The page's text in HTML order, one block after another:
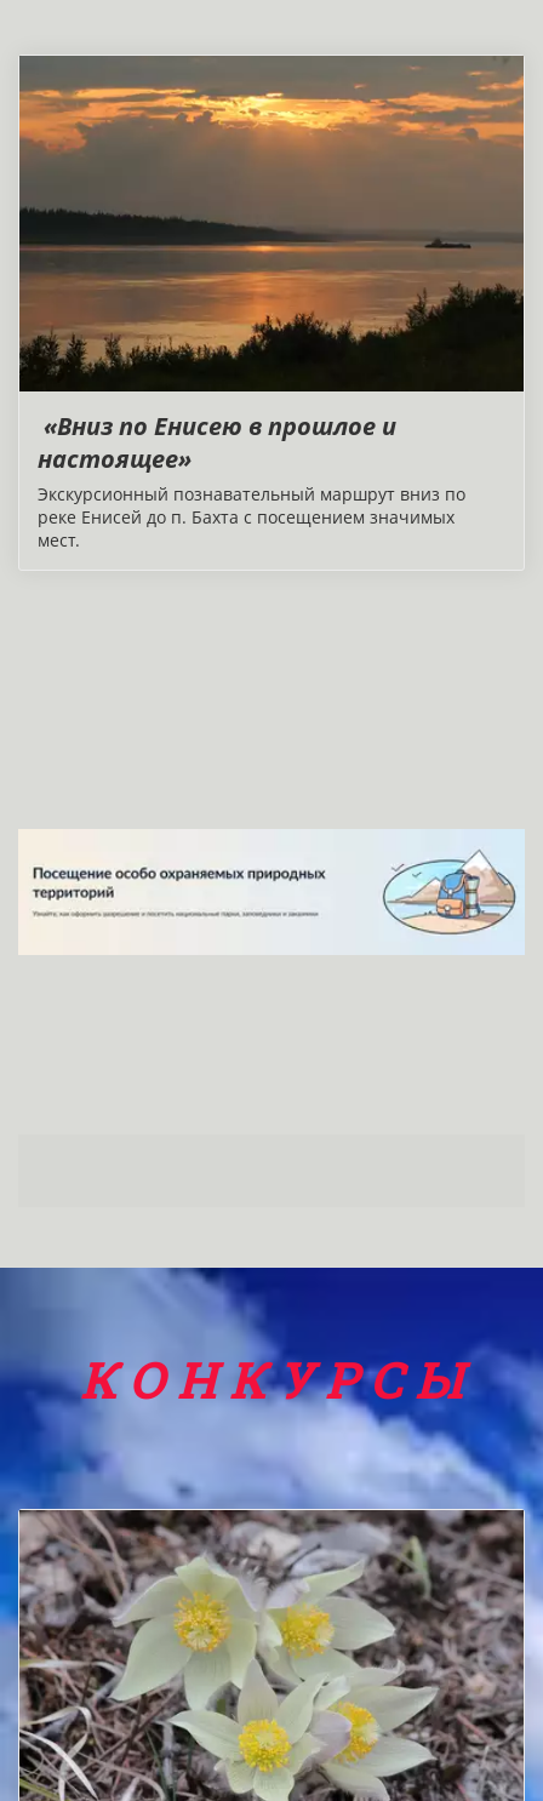
«Вниз по Енисею в прошлое и
настоящее»
Экскурсионный познавательный маршрут вниз по
реке Енисей до п. Бахта с посещением значимых
мест.
К О Н К У Р С Ы